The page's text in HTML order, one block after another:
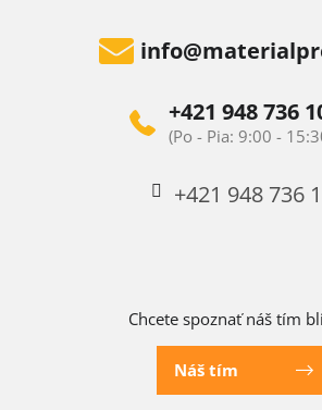
info@
+421 948 736
+421 948 736
Chcete spoznať náš tím
Náš tím